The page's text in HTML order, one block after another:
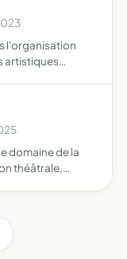
l'organisation
artistiques
domaine de la
théâtrale,